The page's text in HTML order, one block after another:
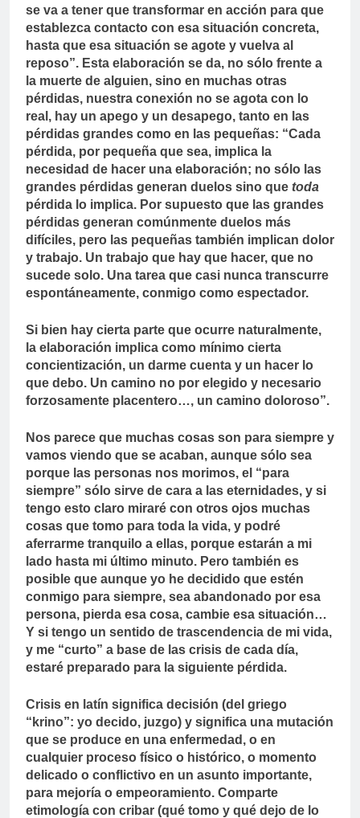
se va a tener que transformar en acción para que
establezca contacto con esa situación concreta,
hasta que esa situación se agote y vuelva al
reposo”. Esta elaboración se da, no sólo frente a
la muerte de alguien, sino en muchas otras
pérdidas, nuestra conexión no se agota con lo
real, hay un apego y un desapego, tanto en las
pérdidas grandes como en las pequeñas: “Cada
pérdida, por pequeña que sea, implica la
necesidad de hacer una elaboración; no sólo las
grandes pérdidas generan duelos sino que toda
pérdida lo implica. Por supuesto que las grandes
pérdidas generan comúnmente duelos más
difíciles, pero las pequeñas también implican dolor
y trabajo. Un trabajo que hay que hacer, que no
sucede solo. Una tarea que casi nunca transcurre
espontáneamente, conmigo como espectador.
Si bien hay cierta parte que ocurre naturalmente,
la elaboración implica como mínimo cierta
concientización, un darme cuenta y un hacer lo
que debo. Un camino no por elegido y necesario
forzosamente placentero…, un camino doloroso”.
Nos parece que muchas cosas son para siempre y
vamos viendo que se acaban, aunque sólo sea
porque las personas nos morimos, el “para
siempre” sólo sirve de cara a las eternidades, y si
tengo esto claro miraré con otros ojos muchas
cosas que tomo para toda la vida, y podré
aferrarme tranquilo a ellas, porque estarán a mi
lado hasta mi último minuto. Pero también es
posible que aunque yo he decidido que estén
conmigo para siempre, sea abandonado por esa
persona, pierda esa cosa, cambie esa situación…
Y si tengo un sentido de trascendencia de mi vida,
y me “curto” a base de las crisis de cada día,
estaré preparado para la siguiente pérdida.
Crisis en latín significa decisión (del griego
“krino”: yo decido, juzgo) y significa una mutación
que se produce en una enfermedad, o en
cualquier proceso físico o histórico, o momento
delicado o conflictivo en un asunto importante,
para mejoría o empeoramiento. Comparte
etimología con cribar (qué tomo y qué dejo de lo